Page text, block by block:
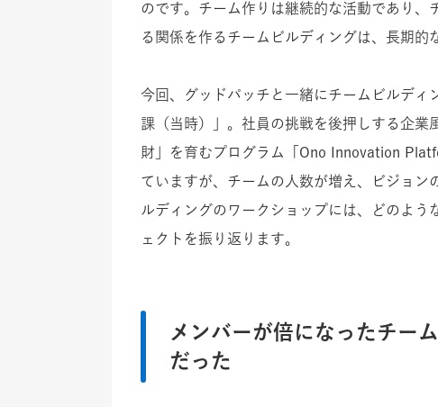
のです。 チーム作りは継続的な活動であり、
る関係を作るチームビルディングは、長期的
今回、グッドパッチと一緒にチームビルディ
課（当時）
」。 社員の挑戦を後押しする企業
財」を育むプログラム
「Ono Innovation
ていますが、チームの人数が増え、ビジョン
ルディングのワークショップには、どのよ
ェクトを振り返ります。
メンバーが倍になったチー
だった